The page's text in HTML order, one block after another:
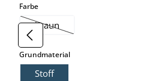
Farbeauswählen
braun
(Diese Option ist zurzeit nicht
Grundmaterialauswählen
Stoff